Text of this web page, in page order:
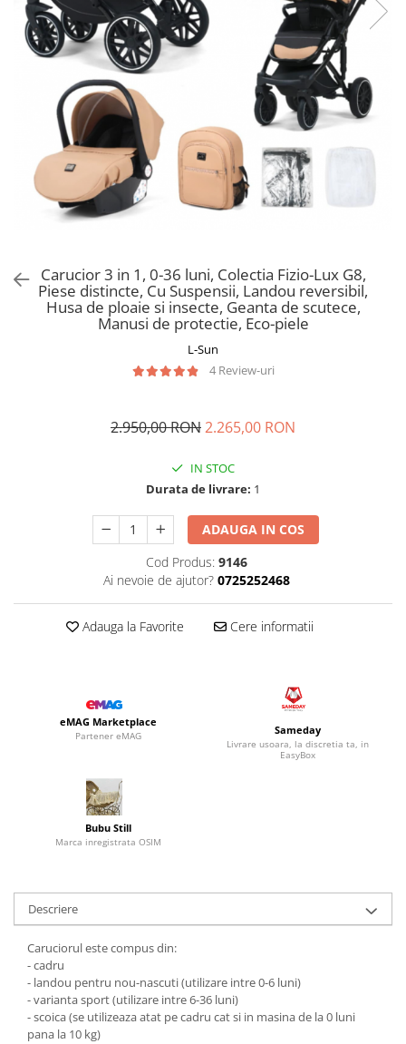
Bluze, pieptarase, mentite
Veste bebe
Rochite bebeluse
Ciorapi
Pantaloni de exterior
Bluze si pulovere
Babetele
Hainute bumbac organic
Bluze, pieptarase, mentite
Veste bebe
Pantaloni de exterior
Bluze si pulovere
Babetele
Hainute bumbac organic
Cos depozitare jucarii
Articole mamici
Jocuri educative si de societate
Jucarii tip Montessori
Masinute electrice
Jucarii gonflabile
Jucarii de nisip
Table de scris
Trotinete si biciclete
Adidasi
Incaltaminte de panza
Carucior 3 in 1, 0-36 luni, Colectia Fizio-Lux G8,
Piese distincte, Cu Suspensii, Landou reversibil,
Husa de ploaie si insecte, Geanta de scutece,
Manusi de protectie, Eco-piele
L-Sun
4 Review-uri
2.950,00 RON2.265,00 RON
IN STOC
Durata de livrare: 1
ADAUGA IN COS
Cod Produs: 9146
Ai nevoie de ajutor? 0725252468
Adauga la Favorite Cere informatii
eMAG Marketplace
Partener eMAG Sameday
Livrare usoara, la discretia ta, in
EasyBox
Bubu Still
Marca inregistrata OSIM
Descriere
Caruciorul este compus din:
- cadru
- landou pentru nou-nascuti (utilizare intre 0-6 luni)
- varianta sport (utilizare intre 6-36 luni)
- scoica (se utilizeaza atat pe cadru cat si in masina de la 0 luni
pana la 10 kg)